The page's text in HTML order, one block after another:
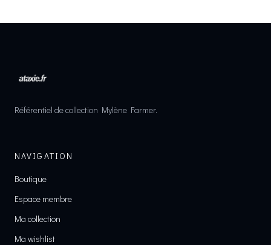
Référentiel de collection Mylène Farmer.
NAVIGATION
Boutique
Espace membre
Ma collection
Ma wishlist